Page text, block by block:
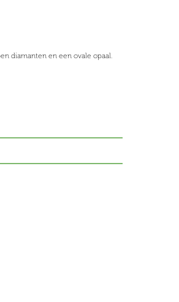
diamanten en een ovale opaal.